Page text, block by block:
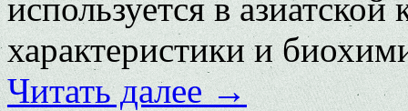
используется в
характеристики и
Читать далее→